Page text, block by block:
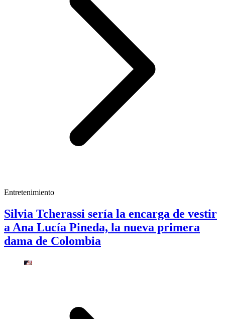
Entretenimiento
Silvia Tcherassi sería la encarga de vestir
a Ana Lucía Pineda, la nueva primera
dama de Colombia